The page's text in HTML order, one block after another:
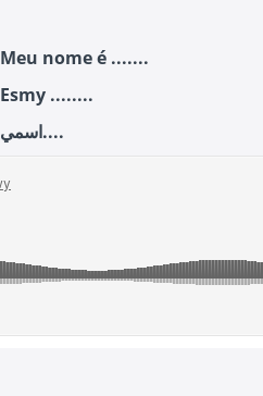
Meu nome é .......
Esmy ........
اسمي....